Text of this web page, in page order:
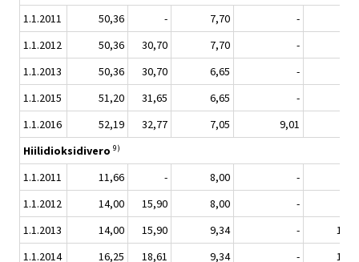
1.1.2011 50,36 - 7,70 -
1.1.2012
50,36 30,70 7,70 -
1.1.2013
50,36 30,70 6,65 -
1.1.2015
51,20 31,65 6,65 -
1.1.2016
52,19 32,77 7,05 9,01
Hiilidioksidivero 9)
1.1.2011 11,66 - 8,00 -
1.1.2012
14,00 15,90 8,00 -
1.1.2013
14,00 15,90 9,34 -
1.1.2014
16,25 18,61 9,34 -